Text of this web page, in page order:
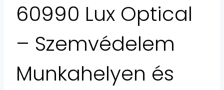
60990 Lux Optical
– Szemvédelem
Munkahelyen és